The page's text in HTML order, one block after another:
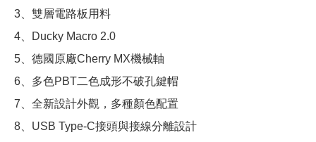
3、雙層電路板用料
4、Ducky Macro 2.0
5、德國原廠Cherry MX機械軸
6、多色PBT二色成形不破孔鍵帽
7、全新設計外觀，多種顏色配置
8、USB Type-C接頭與接線分離設計